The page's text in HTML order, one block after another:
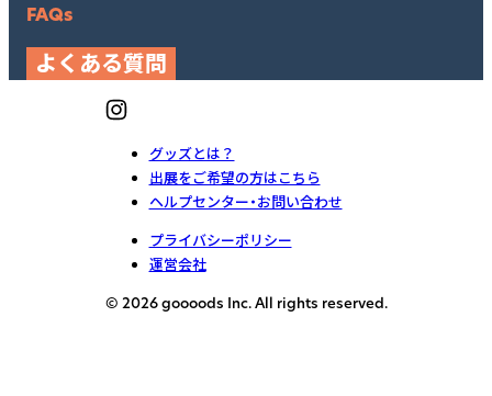
FAQs
よくある質問
グッズとは？
出展をご希望の方はこちら
ヘルプセンター・お問い合わせ
プライバシーポリシー
運営会社
© 2026 goooods Inc. All rights reserved.